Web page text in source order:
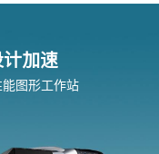
加速
图形工作站